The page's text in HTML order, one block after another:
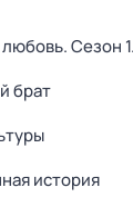
. Сезон 1
брат
история